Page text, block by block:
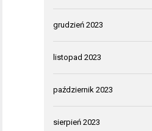
grudzień 2023
listopad 2023
październik 2023
sierpień 2023